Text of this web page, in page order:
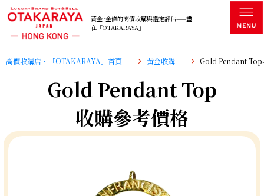
黃金･金條的高價收購與鑑定評估——盡
在「OTAKARAYA」
高價收購店・「OTAKARAYA」首頁 黄金收購 Gold Pendant Top
Gold Pendant Top
收購參考價格